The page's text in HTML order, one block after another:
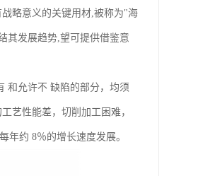
略意义的关键用材,被称为"海
其发展趋势,望可提供借鉴意
和允许不 缺陷的部分，均须
艺性能差，切削加工困难，
年约 8％的增长速度发展。